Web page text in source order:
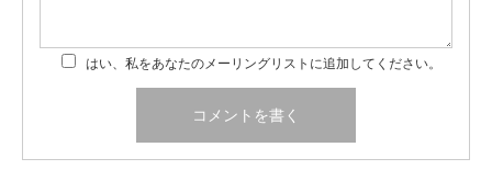
はい、私をあなたのメーリングリストに追加してください。